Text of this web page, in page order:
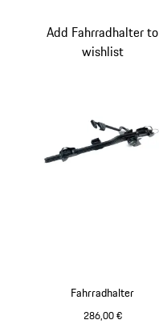
Fahrradhalter
286,00 €
Add Fahrradhalter to
wishlist